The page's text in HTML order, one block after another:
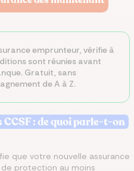
emprunteur, vérifie à
sont réunies avant
Gratuit, sans
de A à Z.
: de quoi parle-t-on
que votre nouvelle assurance
protection au moins